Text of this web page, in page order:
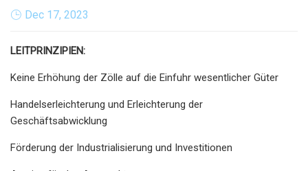
Dec 17, 2023
LEITPRINZIPIEN:
Keine Erhöhung der Zölle auf die Einfuhr wesentlicher Güter
Handelserleichterung und Erleichterung der
Geschäftsabwicklung
Förderung der Industrialisierung und Investitionen